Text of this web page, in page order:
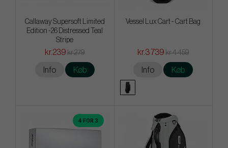
Callaway Supersoft Limited
Edition -26 Distressed Teal
Stripe
kr.239 kr.279
Info Køb
Vessel Lux Cart - Cart Bag
kr.3 739 kr.4 459
Info Køb
4 FOR 3